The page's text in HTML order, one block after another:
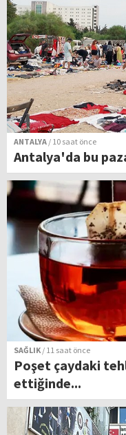
ANTALYA / 10 saat önce
Antalya'da bu
SAĞLIK / 11 saat önce
Poşet çaydaki
ettiğinde...